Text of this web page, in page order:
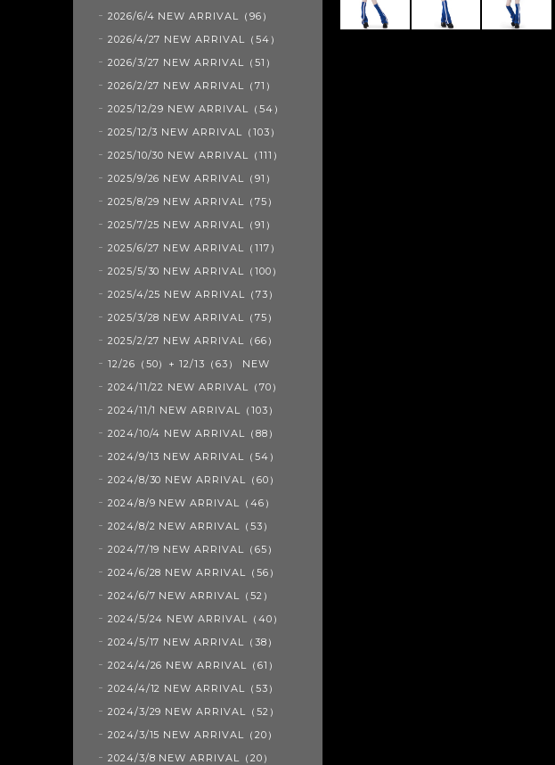
2026/6/4 NEW ARRIVAL（96）
2026/4/27 NEW ARRIVAL（54）
2026/3/27 NEW ARRIVAL（51）
2026/2/27 NEW ARRIVAL（71）
2025/12/29 NEW ARRIVAL（54）
2025/12/3 NEW ARRIVAL（103）
2025/10/30 NEW ARRIVAL（111）
2025/9/26 NEW ARRIVAL（91）
2025/8/29 NEW ARRIVAL（75）
2025/7/25 NEW ARRIVAL（91）
2025/6/27 NEW ARRIVAL（117）
2025/5/30 NEW ARRIVAL（100）
2025/4/25 NEW ARRIVAL（73）
2025/3/28 NEW ARRIVAL（75）
2025/2/27 NEW ARRIVAL（66）
12/26（50）+ 12/13（63） NEW
2024/11/22 NEW ARRIVAL（70）
2024/11/1 NEW ARRIVAL（103）
2024/10/4 NEW ARRIVAL（88）
2024/9/13 NEW ARRIVAL（54）
2024/8/30 NEW ARRIVAL（60）
2024/8/9 NEW ARRIVAL（46）
2024/8/2 NEW ARRIVAL（53）
2024/7/19 NEW ARRIVAL（65）
2024/6/28 NEW ARRIVAL（56）
2024/6/7 NEW ARRIVAL（52）
2024/5/24 NEW ARRIVAL（40）
2024/5/17 NEW ARRIVAL（38）
2024/4/26 NEW ARRIVAL（61）
2024/4/12 NEW ARRIVAL（53）
2024/3/29 NEW ARRIVAL（52）
2024/3/15 NEW ARRIVAL（20）
2024/3/8 NEW ARRIVAL（20）